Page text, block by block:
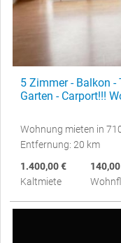
5 Zimmer - Balkon -
Garten - Carport!!!
Wohnung mieten in
Entfernung: 20 km
1.400,00 €
Kaltmiete
140,00